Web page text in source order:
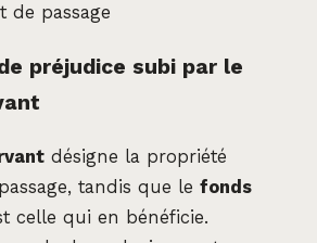
de passage
préjudice subi par le
désigne la propriété
tandis que le fonds
celle qui en bénéficie.